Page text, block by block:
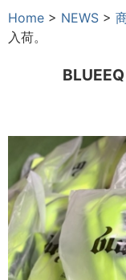
Home > NEWS >
入荷。